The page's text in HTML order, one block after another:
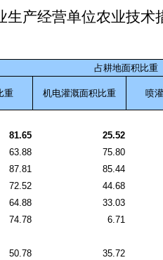
生产经营单位农业技术
占耕地面积比重
重 机电灌溉面积比重 喷
81.65
25.52
63.88
75.80
87.81
85.44
72.52
44.68
64.88
33.03
74.78 6.71
50.78
35.72